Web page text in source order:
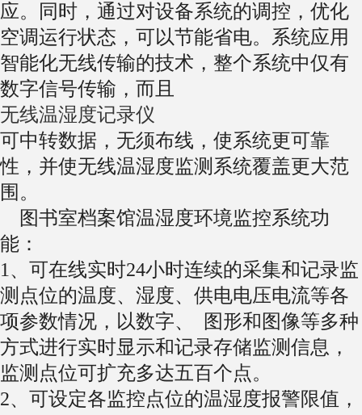
应。同时，通过对设备系统的调控，优化
空调运行状态，可以节能省电。系统应用
智能化无线传输的技术，整个系统中仅有
数字信号传输，而且
无线温湿度记录仪
可中转数据，无须布线，使系统更可靠
性，并使无线温湿度监测系统覆盖更大范
围。
图书室档案馆温湿度环境监控系统功
能：
1、可在线实时24小时连续的采集和记录监
测点位的温度、湿度、供电电压电流等各
项参数情况，以数字、 图形和图像等多种
方式进行实时显示和记录存储监测信息，
监测点位可扩充多达五百个点。
2、可设定各监控点位的温湿度报警限值，